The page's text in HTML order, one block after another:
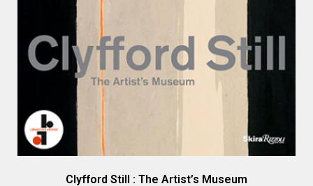
Clyfford Still : The Artist’s Museum